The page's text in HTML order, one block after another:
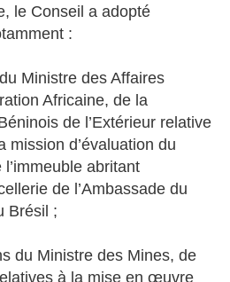
le Conseil a adopté
:
Ministre des Affaires
Africaine, de la
de l’Extérieur relative
mission d’évaluation du
l’immeuble abritant
de l’Ambassade du
Brésil ;
du Ministre des Mines, de
à la mise en œuvre